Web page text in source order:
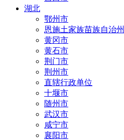
湖北
鄂州市
恩施土家族苗族自治州
黄冈市
黄石市
荆门市
荆州市
直辖行政单位
十堰市
随州市
武汉市
咸宁市
襄阳市